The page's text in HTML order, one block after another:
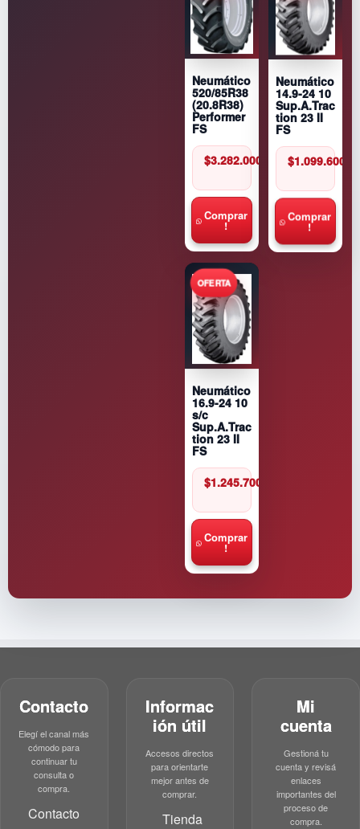
Neumático
520/85R38
(20.8R38)
Performer
FS
$3.282.000
Comprar
!
Neumático
14.9-24 10
Sup.A.Trac
tion 23 II
FS
$1.099.600
Comprar
!
Neumático
16.9-24 10
s/c
Sup.A.Trac
tion 23 II
FS
$1.245.700
Comprar
!
Contacto
Elegí el canal más
cómodo para
continuar tu
consulta o
compra.
Contacto
Informac
ión útil
Accesos directos
para orientarte
mejor antes de
comprar.
Tienda
Mi
cuenta
Gestioná tu
cuenta y revisá
enlaces
importantes del
proceso de
compra.